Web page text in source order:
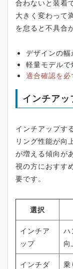
合わないと装着
大きく変わって
を怠ると不具合
デザインの幅
軽量モデル
適合確認を必
インチア
インチアップす
リング性能が向
が増える傾向が
視の方におすす
要です。
選択
インチア
ップ
ハ
向
インチダ
乗